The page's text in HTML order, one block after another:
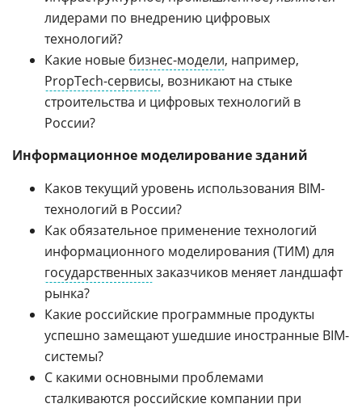
лидерами по внедрению цифровых
технологий?
Какие новые бизнес-модели, например,
PropTech-сервисы, возникают на стыке
строительства и цифровых технологий в
России?
Информационное моделирование зданий
Каков текущий уровень использования BIM-
технологий в России?
Как обязательное применение технологий
информационного моделирования (ТИМ) для
государственныхзаказчиков меняет ландшафт
рынка?
Какие российские программные продукты
успешно замещают ушедшие иностранные BIM-
системы?
С какими основными проблемами
сталкиваются российские компании при